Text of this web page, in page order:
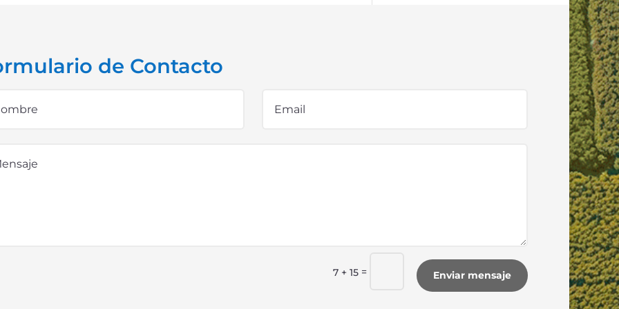
de Contacto
7 + 15= Enviar mensaje